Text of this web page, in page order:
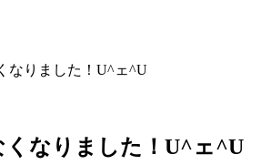
なりました！U^ェ^U
くなりました！U^ェ^U